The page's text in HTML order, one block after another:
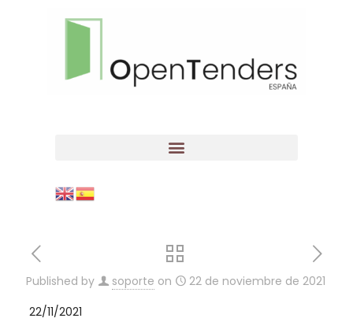
Published by soporte on
22 de noviembre de 2021
22/11/2021